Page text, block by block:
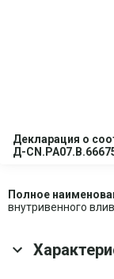
Декларация о
Д-
Полное
внутривенного